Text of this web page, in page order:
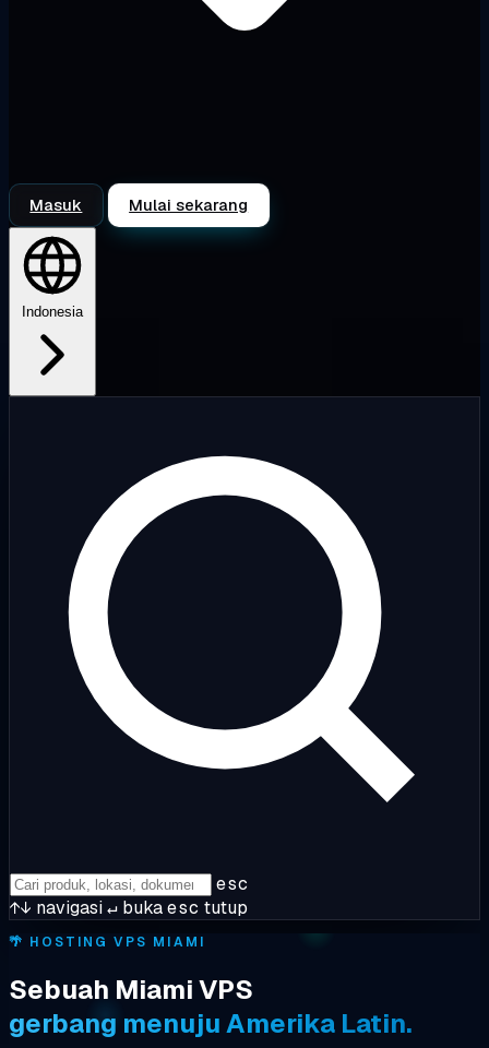
Masuk Mulai sekarang
Indonesia
esc
↑↓ navigasi↵ bukaesc tutup
🌴 HOSTING VPS MIAMI
Sebuah Miami VPS
gerbang menuju Amerika Latin.